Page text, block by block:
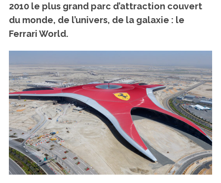
2010 le plus grand parc d’attraction couvert
du monde, de l’univers, de la galaxie : le
Ferrari World.